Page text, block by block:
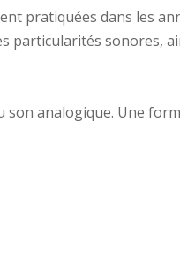
pratiquées dans les
particularités sonores,
son analogique. Une